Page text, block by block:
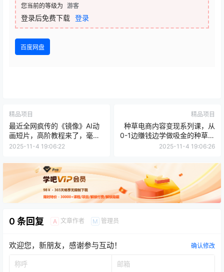
您当前的等级为 游客
登录后免费下载 登录
百度网盘
精品项目
最近全网疯传的《镜像》AI动
画短片，高阶教程来了，毫无
保留地教给你！
2025-11-4 19:06:22
精品项目
种草电商内容变现系列课，从
0-1边賺钱边学做吸金的种草型
网红
2025-11-4 19:06:26
0 条回复 A 文章作者 M 管理员
欢迎您，新朋友，感谢参与互动！ 确认修改